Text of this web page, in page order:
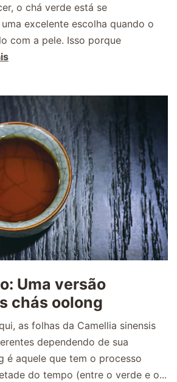
o chá verde está se
excelente escolha quando o
com a pele. Isso porque
Uma versão
chás oolong
as folhas da Camellia sinensis
dependendo de sua
é aquele que tem o processo
do tempo (entre o verde e o...